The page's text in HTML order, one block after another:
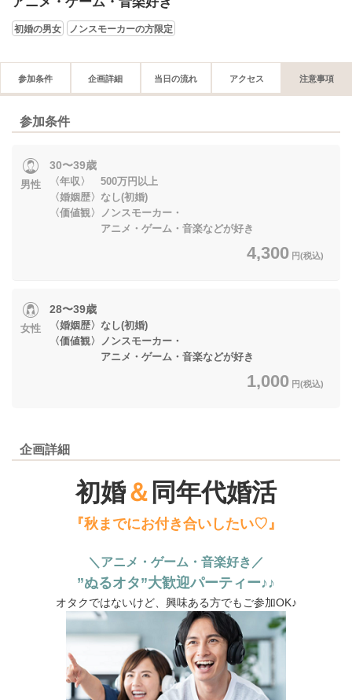
初婚の男女 ノンスモーカーの方限定
参加条件 企画詳細 当日の流れ アクセス 注意事項
参加条件
男性
30〜39歳
〈年収〉 500万円以上
〈婚姻歴〉なし(初婚)
〈価値観〉ノンスモーカー・
アニメ・ゲーム・音楽などが好き
4,300 円(税込)
女性
28〜39歳
〈婚姻歴〉なし(初婚)
〈価値観〉ノンスモーカー・
アニメ・ゲーム・音楽などが好き
1,000 円(税込)
企画詳細
初婚＆ 同年代婚活
『秋までにお付き合いしたい♡』
＼アニメ・ゲーム・音楽好き／
”ぬるオタ”大歓迎パーティー♪♪
オタクではないけど、興味ある方でもご参加OK♪